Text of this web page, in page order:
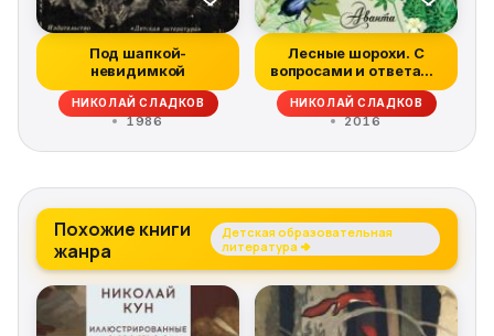
Под шапкой-
невидимкой
НИКОЛАЙ СЛАДКОВ
1986
Лесные шорохи. С
вопросами и ответами
для почемуче...
НИКОЛАЙ СЛАДКОВ
2016
Похожие книги
жанра
Детская образовательная
литература →